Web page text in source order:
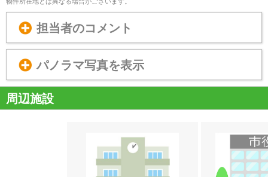
担当者のコメント
パノラマ写真を表示
周辺施設